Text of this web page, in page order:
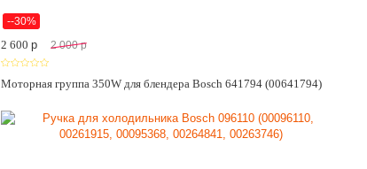
--30%
2 600 p 2 000 p
Моторная группа 350W для блендера Bosch 641794 (00641794)